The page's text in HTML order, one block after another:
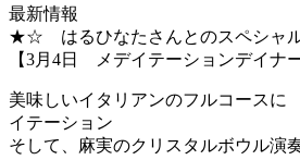
最新情報
★☆ はるひなたさんとのスペシャ
【3月4日 メデイテーションデイ
美味しいイタリアンのフルコース
イテーション
そして、麻実のクリスタルボウル演